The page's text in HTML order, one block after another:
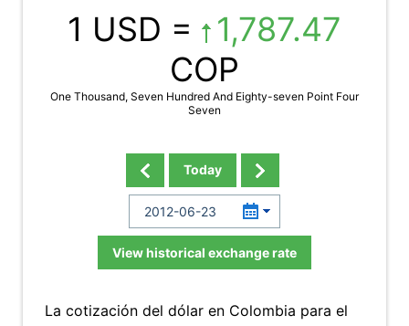
1 USD =
1,787.47
COP
One Thousand, Seven Hundred And Eighty-seven Point Four
Seven
Today
View historical exchange rate
La cotización del dólar en Colombia para el